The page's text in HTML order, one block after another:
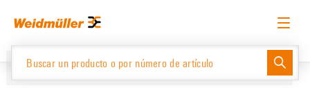
Español Solicitud de acceso Inicio de sesión